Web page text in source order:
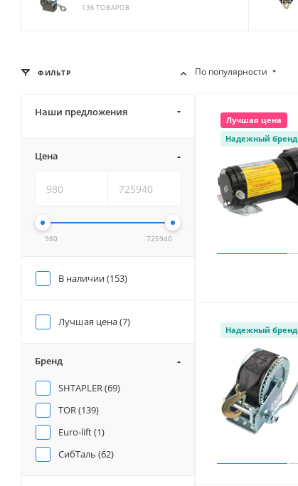
136 ТОВАРОВ
По популярности
Лучшая цена
Надежный бренд
Надежный бренд
ФИЛЬТР
Наши предложения
Цена
980 725940
В наличии (153)
Лучшая цена (7)
Бренд
SHTAPLER (69)
TOR (139)
Euro-lift (1)
СибТаль (62)